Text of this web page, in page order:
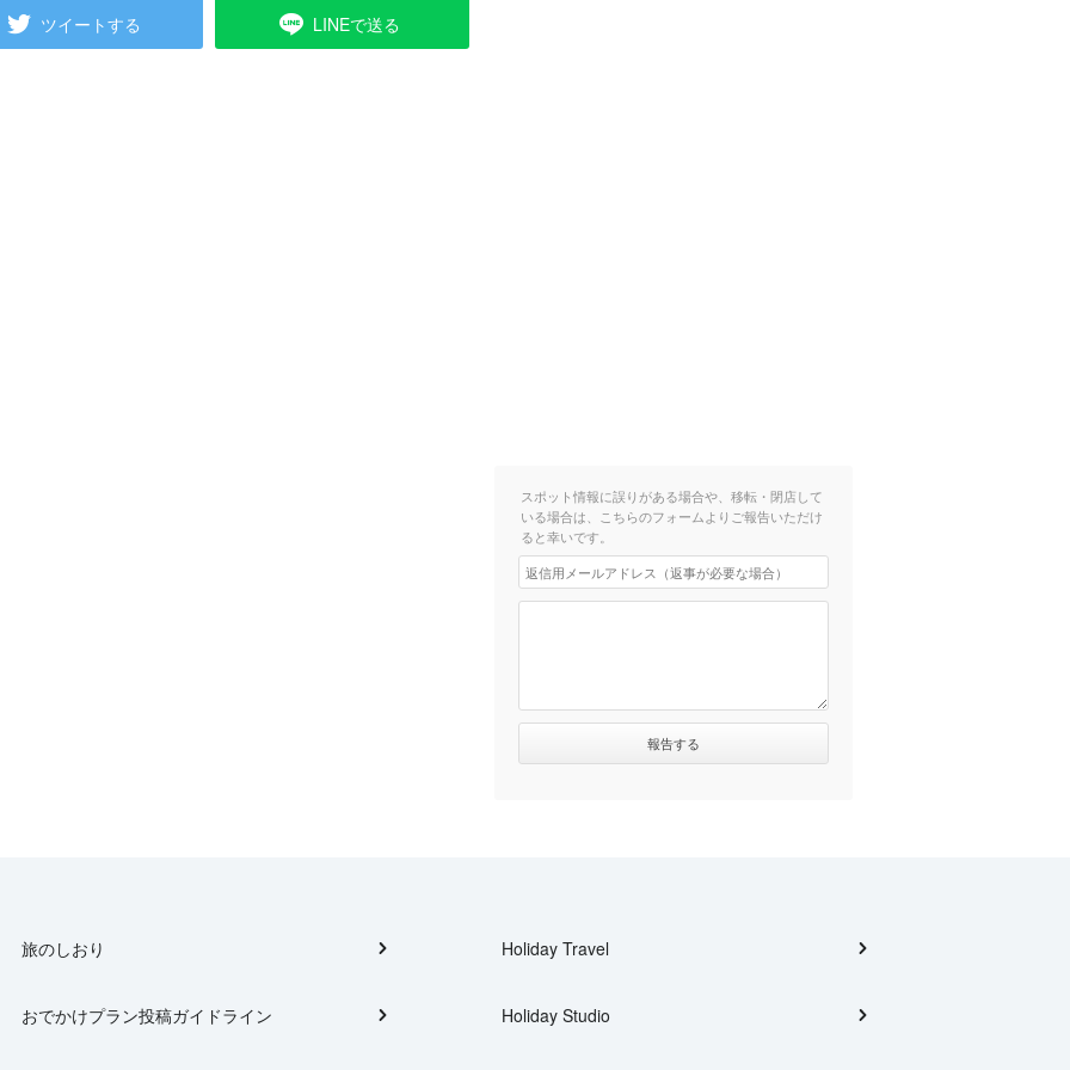
ツイートする LINEで送る
スポット情報に誤りがある場合や、移転・閉店して
いる場合は、こちらのフォームよりご報告いただけ
ると幸いです。
旅のしおり
おでかけプラン投稿ガイドライン
Holiday Travel
Holiday Studio